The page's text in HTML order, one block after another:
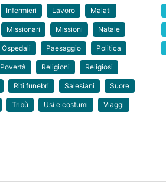
Infermieri Lavoro Malati
Missionari Missioni Natale
Ospedali Paesaggio Politica
Povertà Religioni Religiosi
Riti funebri Salesiani Suore
Tribù Usi e costumi Viaggi